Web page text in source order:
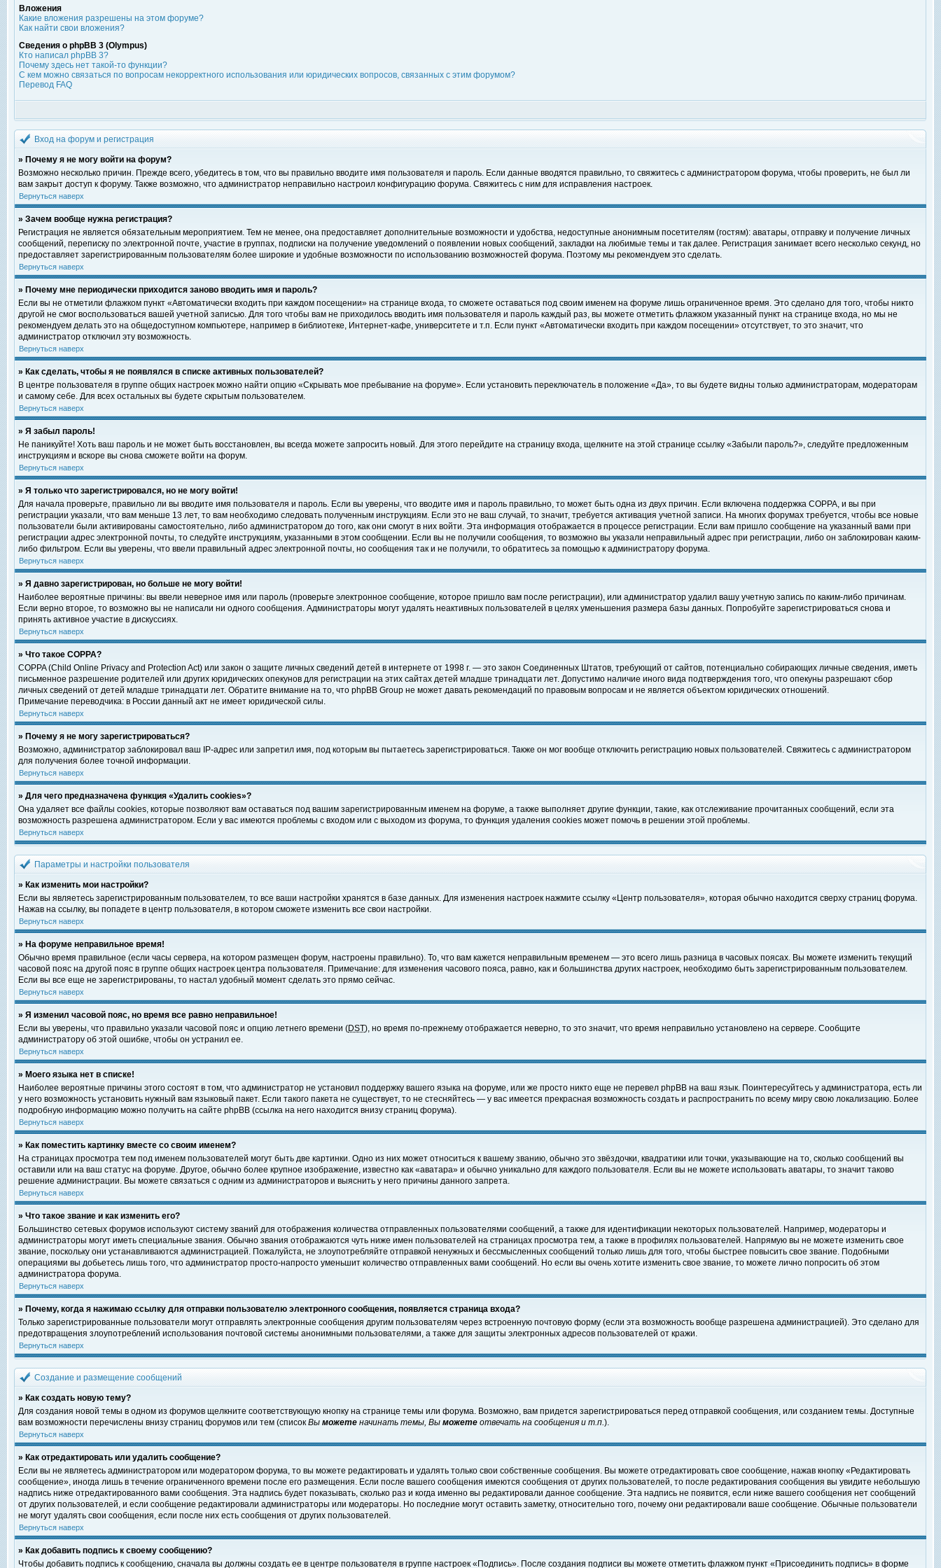
Вложения
Какие вложения разрешены на этом форуме?
Как найти свои вложения?
Сведения о phpBB 3 (Olympus)
Кто написал phpBB 3?
Почему здесь нет такой-то функции?
С кем можно связаться по вопросам некорректного использования или юридических вопросов, связанных с этим форумом?
Перевод FAQ
Вход на форум и регистрация
» Почему я не могу войти на форум?
Возможно несколько причин. Прежде всего, убедитесь в том, что вы правильно вводите имя пользователя и пароль. Если данные вводятся правильно, то свяжитесь с администратором форума, чтобы проверить, не был ли
вам закрыт доступ к форуму. Также возможно, что администратор неправильно настроил конфигурацию форума. Свяжитесь с ним для исправления настроек.
Вернуться наверх
» Зачем вообще нужна регистрация?
Регистрация не является обязательным мероприятием. Тем не менее, она предоставляет дополнительные возможности и удобства, недоступные анонимным посетителям (гостям): аватары, отправку и получение личных
сообщений, переписку по электронной почте, участие в группах, подписки на получение уведомлений о появлении новых сообщений, закладки на любимые темы и так далее. Регистрация занимает всего несколько секунд, но
предоставляет зарегистрированным пользователям более широкие и удобные возможности по использованию возможностей форума. Поэтому мы рекомендуем это сделать.
Вернуться наверх
» Почему мне периодически приходится заново вводить имя и пароль?
Если вы не отметили флажком пункт «Автоматически входить при каждом посещении» на странице входа, то сможете оставаться под своим именем на форуме лишь ограниченное время. Это сделано для того, чтобы никто
другой не смог воспользоваться вашей учетной записью. Для того чтобы вам не приходилось вводить имя пользователя и пароль каждый раз, вы можете отметить флажком указанный пункт на странице входа, но мы не
рекомендуем делать это на общедоступном компьютере, например в библиотеке, Интернет-кафе, университете и т.п. Если пункт «Автоматически входить при каждом посещении» отсутствует, то это значит, что
администратор отключил эту возможность.
Вернуться наверх
» Как сделать, чтобы я не появлялся в списке активных пользователей?
В центре пользователя в группе общих настроек можно найти опцию «Скрывать мое пребывание на форуме». Если установить переключатель в положение «Да», то вы будете видны только администраторам, модераторам
и самому себе. Для всех остальных вы будете скрытым пользователем.
Вернуться наверх
» Я забыл пароль!
Не паникуйте! Хоть ваш пароль и не может быть восстановлен, вы всегда можете запросить новый. Для этого перейдите на страницу входа, щелкните на этой странице ссылку «Забыли пароль?», следуйте предложенным
инструкциям и вскоре вы снова сможете войти на форум.
Вернуться наверх
» Я только что зарегистрировался, но не могу войти!
Для начала проверьте, правильно ли вы вводите имя пользователя и пароль. Если вы уверены, что вводите имя и пароль правильно, то может быть одна из двух причин. Если включена поддержка COPPA, и вы при
регистрации указали, что вам меньше 13 лет, то вам необходимо следовать полученным инструкциям. Если это не ваш случай, то значит, требуется активация учетной записи. На многих форумах требуется, чтобы все новые
пользователи были активированы самостоятельно, либо администратором до того, как они смогут в них войти. Эта информация отображается в процессе регистрации. Если вам пришло сообщение на указанный вами при
регистрации адрес электронной почты, то следуйте инструкциям, указанными в этом сообщении. Если вы не получили сообщения, то возможно вы указали неправильный адрес при регистрации, либо он заблокирован каким-
либо фильтром. Если вы уверены, что ввели правильный адрес электронной почты, но сообщения так и не получили, то обратитесь за помощью к администратору форума.
Вернуться наверх
» Я давно зарегистрирован, но больше не могу войти!
Наиболее вероятные причины: вы ввели неверное имя или пароль (проверьте электронное сообщение, которое пришло вам после регистрации), или администратор удалил вашу учетную запись по каким-либо причинам.
Если верно второе, то возможно вы не написали ни одного сообщения. Администраторы могут удалять неактивных пользователей в целях уменьшения размера базы данных. Попробуйте зарегистрироваться снова и
принять активное участие в дискуссиях.
Вернуться наверх
» Что такое COPPA?
COPPA (Child Online Privacy and Protection Act) или закон о защите личных сведений детей в интернете от 1998 г. — это закон Соединенных Штатов, требующий от сайтов, потенциально собирающих личные сведения, иметь
письменное разрешение родителей или других юридических опекунов для регистрации на этих сайтах детей младше тринадцати лет. Допустимо наличие иного вида подтверждения того, что опекуны разрешают сбор
личных сведений от детей младше тринадцати лет. Обратите внимание на то, что phpBB Group не может давать рекомендаций по правовым вопросам и не является объектом юридических отношений.
Примечание переводчика: в России данный акт не имеет юридической силы.
Вернуться наверх
» Почему я не могу зарегистрироваться?
Возможно, администратор заблокировал ваш IP-адрес или запретил имя, под которым вы пытаетесь зарегистрироваться. Также он мог вообще отключить регистрацию новых пользователей. Свяжитесь с администратором
для получения более точной информации.
Вернуться наверх
» Для чего предназначена функция «Удалить cookies»?
Она удаляет все файлы cookies, которые позволяют вам оставаться под вашим зарегистрированным именем на форуме, а также выполняет другие функции, такие, как отслеживание прочитанных сообщений, если эта
возможность разрешена администратором. Если у вас имеются проблемы с входом или с выходом из форума, то функция удаления cookies может помочь в решении этой проблемы.
Вернуться наверх
Параметры и настройки пользователя
» Как изменить мои настройки?
Если вы являетесь зарегистрированным пользователем, то все ваши настройки хранятся в базе данных. Для изменения настроек нажмите ссылку «Центр пользователя», которая обычно находится сверху страниц форума.
Нажав на ссылку, вы попадете в центр пользователя, в котором сможете изменить все свои настройки.
Вернуться наверх
» На форуме неправильное время!
Обычно время правильное (если часы сервера, на котором размещен форум, настроены правильно). То, что вам кажется неправильным временем — это всего лишь разница в часовых поясах. Вы можете изменить текущий
часовой пояс на другой пояс в группе общих настроек центра пользователя. Примечание: для изменения часового пояса, равно, как и большинства других настроек, необходимо быть зарегистрированным пользователем.
Если вы все еще не зарегистрированы, то настал удобный момент сделать это прямо сейчас.
Вернуться наверх
» Я изменил часовой пояс, но время все равно неправильное!
Если вы уверены, что правильно указали часовой пояс и опцию летнего времени (DST), но время по-прежнему отображается неверно, то это значит, что время неправильно установлено на сервере. Сообщите
администратору об этой ошибке, чтобы он устранил ее.
Вернуться наверх
» Моего языка нет в списке!
Наиболее вероятные причины этого состоят в том, что администратор не установил поддержку вашего языка на форуме, или же просто никто еще не перевел phpBB на ваш язык. Поинтересуйтесь у администратора, есть ли
у него возможность установить нужный вам языковый пакет. Если такого пакета не существует, то не стесняйтесь — у вас имеется прекрасная возможность создать и распространить по всему миру свою локализацию. Более
подробную информацию можно получить на сайте phpBB (ссылка на него находится внизу страниц форума).
Вернуться наверх
» Как поместить картинку вместе со своим именем?
На страницах просмотра тем под именем пользователей могут быть две картинки. Одно из них может относиться к вашему званию, обычно это звёздочки, квадратики или точки, указывающие на то, сколько сообщений вы
оставили или на ваш статус на форуме. Другое, обычно более крупное изображение, известно как «аватара» и обычно уникально для каждого пользователя. Если вы не можете использовать аватары, то значит таково
решение администрации. Вы можете связаться с одним из администраторов и выяснить у него причины данного запрета.
Вернуться наверх
» Что такое звание и как изменить его?
Большинство сетевых форумов используют систему званий для отображения количества отправленных пользователями сообщений, а также для идентификации некоторых пользователей. Например, модераторы и
администраторы могут иметь специальные звания. Обычно звания отображаются чуть ниже имен пользователей на страницах просмотра тем, а также в профилях пользователей. Напрямую вы не можете изменить свое
звание, поскольку они устанавливаются администрацией. Пожалуйста, не злоупотребляйте отправкой ненужных и бессмысленных сообщений только лишь для того, чтобы быстрее повысить свое звание. Подобными
операциями вы добьетесь лишь того, что администратор просто-напросто уменьшит количество отправленных вами сообщений. Но если вы очень хотите изменить свое звание, то можете лично попросить об этом
администратора форума.
Вернуться наверх
» Почему, когда я нажимаю ссылку для отправки пользователю электронного сообщения, появляется страница входа?
Только зарегистрированные пользователи могут отправлять электронные сообщения другим пользователям через встроенную почтовую форму (если эта возможность вообще разрешена администрацией). Это сделано для
предотвращения злоупотреблений использования почтовой системы анонимными пользователями, а также для защиты электронных адресов пользователей от кражи.
Вернуться наверх
Создание и размещение сообщений
» Как создать новую тему?
Для создания новой темы в одном из форумов щелкните соответствующую кнопку на странице темы или форума. Возможно, вам придется зарегистрироваться перед отправкой сообщения, или созданием темы. Доступные
вам возможности перечислены внизу страниц форумов или тем (список Вы можете начинать темы, Вы можете отвечать на сообщения и т.п.).
Вернуться наверх
» Как отредактировать или удалить сообщение?
Если вы не являетесь администратором или модератором форума, то вы можете редактировать и удалять только свои собственные сообщения. Вы можете отредактировать свое сообщение, нажав кнопку «Редактировать
сообщение», иногда лишь в течение ограниченного времени после его размещения. Если после вашего сообщения имеются сообщения от других пользователей, то после редактирования сообщения вы увидите небольшую
надпись ниже отредактированного вами сообщения. Эта надпись будет показывать, сколько раз и когда именно вы редактировали данное сообщение. Эта надпись не появится, если ниже вашего сообщения нет сообщений
от других пользователей, и если сообщение редактировали администраторы или модераторы. Но последние могут оставить заметку, относительно того, почему они редактировали ваше сообщение. Обычные пользователи
не могут удалять свои сообщения, если после них есть сообщения от других пользователей.
Вернуться наверх
» Как добавить подпись к своему сообщению?
Чтобы добавить подпись к сообщению, сначала вы должны создать ее в центре пользователя в группе настроек «Подпись». После создания подписи вы можете отметить флажком пункт «Присоединить подпись» в форме